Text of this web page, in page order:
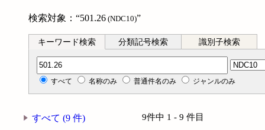
検索対象：“501.26 (NDC10)”
キーワード検索 分類記号検索 識別子検索
分類記号検索
すべて 名称のみ 普通件名のみ ジャンルのみ
すべて (9 件)
9件中 1 - 9 件目